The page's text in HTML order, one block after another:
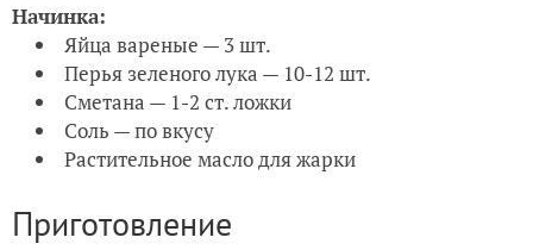
Начинка:
Яйца вареные — 3 шт.
Перья зеленого лука — 10-12 шт.
Сметана — 1-2 ст. ложки
Соль — по вкусу
Растительное масло для жарки
Приготовление